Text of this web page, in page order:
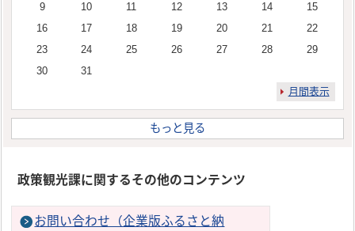
9
10 11 12 13 14
15
16
17 18 19 20 21
22
23
24 25 26 27 28
29
30
31
月間表示
もっと見る
政策観光課に関するその他のコンテンツ
お問い合わせ（企業版ふるさと納